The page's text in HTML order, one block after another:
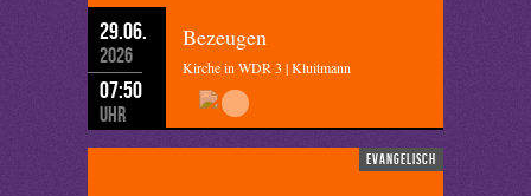
29.06.
2026
07:50
Uhr
Bezeugen
Kirche in WDR 3 | Kluitmann
evangelisch